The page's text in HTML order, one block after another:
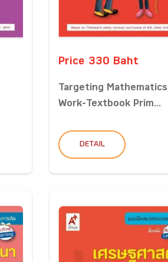
Price 330 Baht
Targeting Mathematics
Work-Textbook Prim...
DETAIL